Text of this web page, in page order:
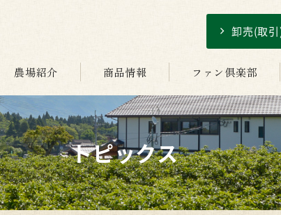
卸売(取
農場紹介 商品情報 ファン倶楽部
トピックス